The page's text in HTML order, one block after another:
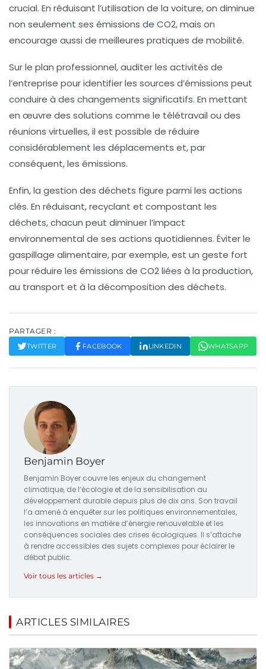
crucial. En réduisant l’utilisation de la voiture, on diminue
non seulement ses émissions de CO2, mais on
encourage aussi de meilleures pratiques de mobilité.
Sur le plan professionnel,auditer les activités de
l’entreprise pour identifier les sources d’émissions peut
conduire à des changements significatifs. En mettant
en œuvre des solutions comme le télétravail ou des
réunions virtuelles, il est possible de réduire
considérablement les déplacements et, par
conséquent, les émissions.
Enfin, la gestion des déchets figure parmi les actions
clés. En réduisant, recyclant et compostant les
déchets, chacun peut diminuer l’impact
environnemental de ses actions quotidiennes. Éviter le
gaspillage alimentaire, par exemple, est un geste fort
pour réduire les émissions de CO2 liées à la production,
au transport et à la décomposition des déchets.
PARTAGER :
TWITTER FACEBOOK LINKEDIN WHATSAPP
Benjamin Boyer
Benjamin Boyer couvre les enjeux du changement
climatique, de l’écologie et de la sensibilisation au
développement durable depuis plus de dix ans. Son travail
l’a amené à enquêter sur les politiques environnementales,
les innovations en matière d’énergie renouvelable et les
conséquences sociales des crises écologiques. Il s’attache
à rendre accessibles des sujets complexes pour éclairer le
débat public.
Voir tous les articles →
ARTICLES SIMILAIRES